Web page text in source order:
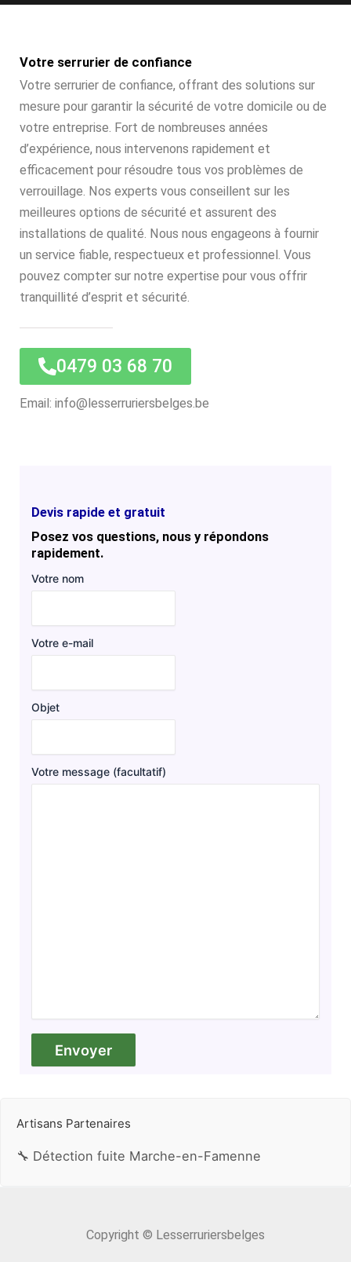
Votre serrurier de confiance
Votre serrurier de confiance, offrant des solutions sur
mesure pour garantir la sécurité de votre domicile ou de
votre entreprise. Fort de nombreuses années
d’expérience, nous intervenons rapidement et
efficacement pour résoudre tous vos problèmes de
verrouillage. Nos experts vous conseillent sur les
meilleures options de sécurité et assurent des
installations de qualité. Nous nous engageons à fournir
un service fiable, respectueux et professionnel. Vous
pouvez compter sur notre expertise pour vous offrir
tranquillité d’esprit et sécurité.
0479 03 68 70
Email: info@lesserruriersbelges.be
Devis rapide et gratuit
Posez vos questions, nous y répondons
rapidement.
Votre nom
Votre e-mail
Objet
Votre message (facultatif)
Artisans Partenaires
🔧 Détection fuite Marche-en-Famenne
Copyright © Lesserruriersbelges